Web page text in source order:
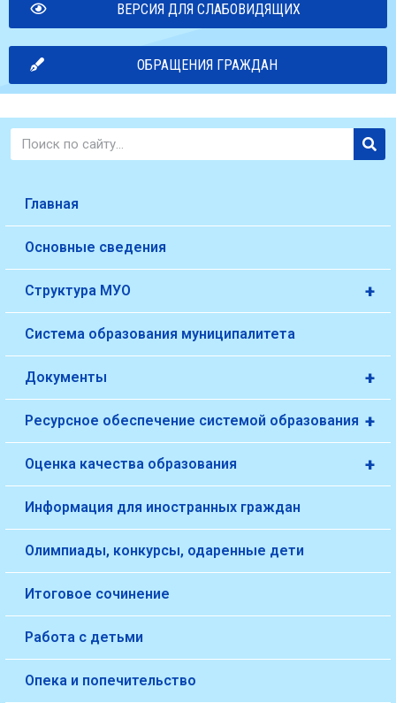
ВЕРСИЯ ДЛЯ СЛАБОВИДЯЩИХ
ОБРАЩЕНИЯ ГРАЖДАН
Главная
Основные сведения
+
Структура МУО
Система образования муниципалитета
+
Документы
+
Ресурсное обеспечение системой образования
+
Оценка качества образования
Информация для иностранных граждан
Олимпиады, конкурсы, одаренные дети
Итоговое сочинение
Работа с детьми
Опека и попечительство